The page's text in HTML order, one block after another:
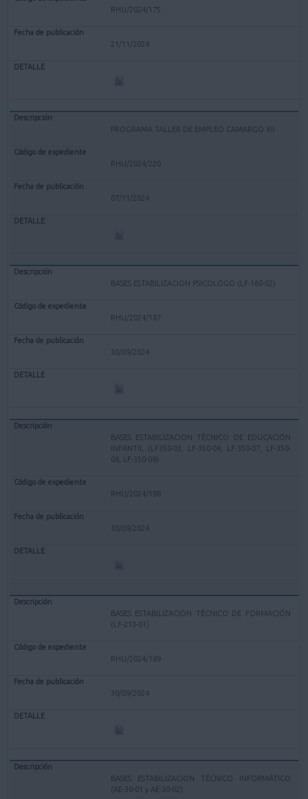
RHU/2024/175
21/11/2024
PROGRAMA TALLER DE EMPLEO CAMARGO XII
RHU/2024/220
07/11/2024
BASES ESTABILIZACION PSICOLOGO (LF-160-02)
RHU/2024/187
30/09/2024
BASES ESTABILIZACION TÉCNICO DE EDUCACIÓN
INFANTIL (LF350-03, LF-350-04, LF-350-07, LF-350-
08, LF-350-09)
RHU/2024/188
30/09/2024
BASES ESTABILIZACION TÉCNICO DE FORMACIÓN
(LF-213-01)
RHU/2024/189
30/09/2024
BASES ESTABILIZACION TÉCNICO INFORMÁTICO
(AE-30-01 y AE-30-02)